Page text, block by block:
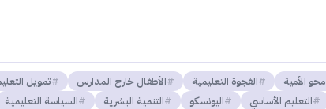
محو الأمية الفجوة التعليمية الأطفال خارج المدارس
تمويل
التعليم الأساسي اليونسكو التنمية البشرية السياسة التعليمية